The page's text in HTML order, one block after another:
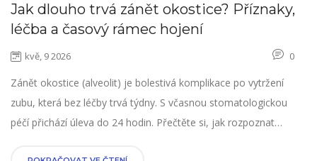
Jak dlouho trvá zánět okostice? Příznaky,
léčba a časový rámec hojení
kvě, 9 2026 0
Zánět okostice (alveolit) je bolestivá komplikace po vytržení
zubu, která bez léčby trvá týdny. S včasnou stomatologickou
péčí přichází úleva do 24 hodin. Přečtěte si, jak rozpoznat